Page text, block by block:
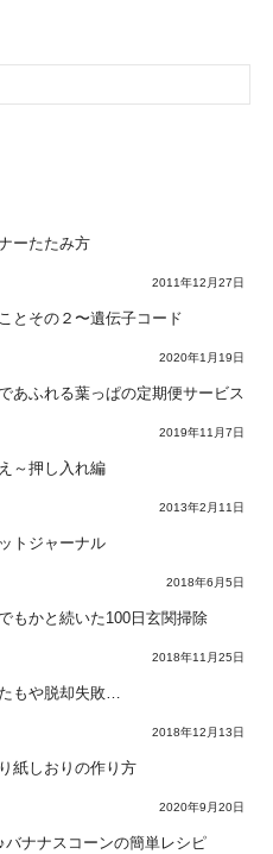
ーたたみ方
2011年12月27日
とその２〜遺伝子コード
2020年1月19日
あふれる葉っぱの定期便サービス
2019年11月7日
～押し入れ編
2013年2月11日
トジャーナル
2018年6月5日
もかと続いた100日玄関掃除
2018年11月25日
もや脱却失敗…
2018年12月13日
紙しおりの作り方
2020年9月20日
バナナスコーンの簡単レシピ